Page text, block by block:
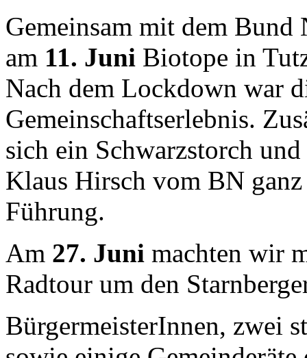
Gemeinsam mit dem
am 11. Juni Biotope in
Nach dem Lockdown war
Gemeinschaftserlebnis.
sich ein Schwarzstorch
Klaus Hirsch vom BN
Führung.
Am 27. Juni machten wir
Radtour um den
BürgermeisterInnen, zwei